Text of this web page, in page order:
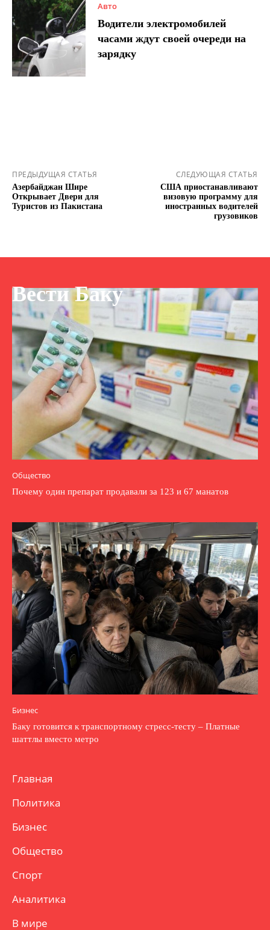
Авто
Водители электромобилей
часами ждут своей очереди на
зарядку
ПРЕДЫДУЩАЯ СТАТЬЯ
Азербайджан Шире
Открывает Двери для
Туристов из Пакистана
СЛЕДУЮЩАЯ СТАТЬЯ
США приостанавливают
визовую программу для
иностранных водителей
грузовиков
Вести Баку
Общество
Почему один препарат продавали за 123 и 67 манатов
Бизнес
Баку готовится к транспортному стресс-тесту – Платные
шаттлы вместо метро
Главная
Политика
Бизнес
Общество
Спорт
Аналитика
В мире